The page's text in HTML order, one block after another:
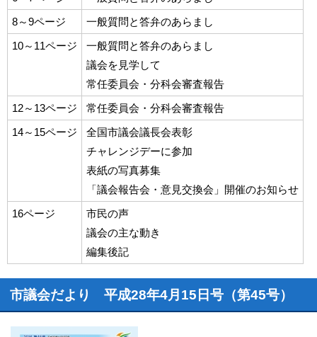
8～9ページ
一般質問と答弁のあらまし
10～11ページ
一般質問と答弁のあらまし
議会を見学して
常任委員会・分科会審査報告
12～13ページ
常任委員会・分科会審査報告
14～15ページ
全国市議会議長会表彰
チャレンジデーに参加
表紙の写真募集
「議会報告会・意見交換会」開催のお知らせ
16ページ
市民の声
議会の主な動き
編集後記
市議会だより 平成28年4月15日号（第45号）